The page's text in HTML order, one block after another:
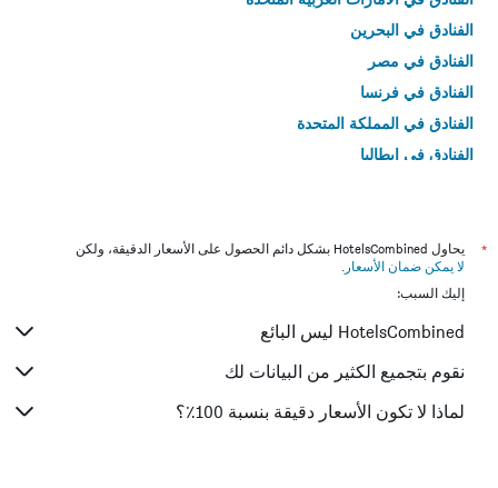
الفنادق في البحرين
الفنادق في مصر
الفنادق في فرنسا
الفنادق في المملكة المتحدة
الفنادق في إيطاليا
*
يحاول HotelsCombined بشكل دائم الحصول على الأسعار الدقيقة، ولكن
لا يمكن ضمان الأسعار .
إليك السبب:
HotelsCombined ليس البائع
نقوم بتجميع الكثير من البيانات لك
لماذا لا تكون الأسعار دقيقة بنسبة 100٪؟